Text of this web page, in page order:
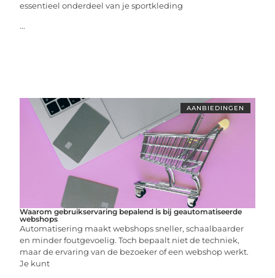
essentieel onderdeel van je sportkleding
...
AANBIEDINGEN
Waarom gebruikservaring bepalend is bij geautomatiseerde
webshops
Automatisering maakt webshops sneller, schaalbaarder
en minder foutgevoelig. Toch bepaalt niet de techniek,
maar de ervaring van de bezoeker of een webshop werkt.
Je kunt